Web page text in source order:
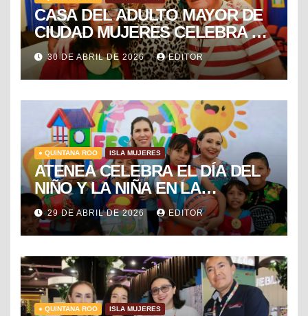
CASA DEL ADULTO MAYOR DE
CIUDAD MUJERES CELEBRA EL
DÍA DEL NIÑO Y LA NIÑA CON
PUESTA EN ESCENA DE LA
VECINDAD DEL CHAVO
30 DE ABRIL DE 2026 EDITOR
● QUINTANA ROO ISLA MUJERES
ATENEA CELEBRA EL DÍA DEL
NIÑO Y LA NIÑA EN LA
COLONIA EL RAMAL DE
CIUDAD MUJERES
29 DE ABRIL DE 2026 EDITOR
● QUINTANA ROO ISLA MUJERES